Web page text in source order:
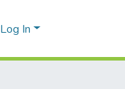
Log In